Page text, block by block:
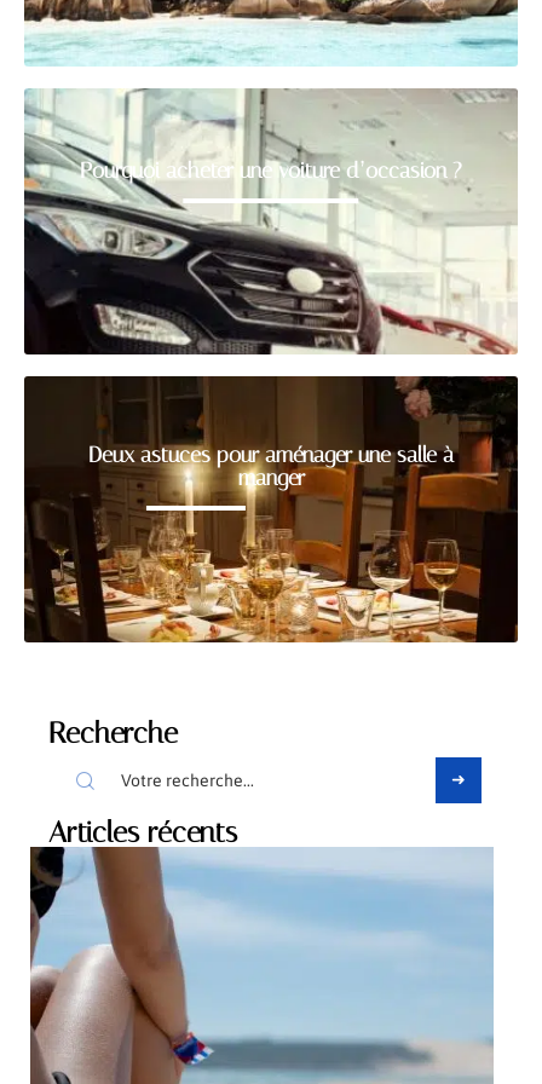
Pourquoi acheter une voiture d’occasion ?
Deux astuces pour aménager une salle à
manger
Recherche
Articles récents